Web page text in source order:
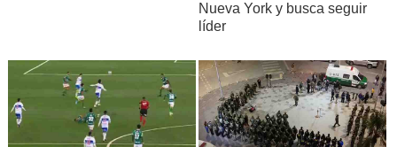
Nueva York y busca seguir
líder